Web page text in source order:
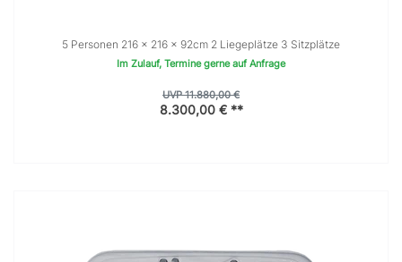
5 Personen 216 × 216 x 92cm 2 Liegeplätze 3 Sitzplätze
Im Zulauf, Termine gerne auf Anfrage
UVP 11.880,00 €
8.300,00 € **